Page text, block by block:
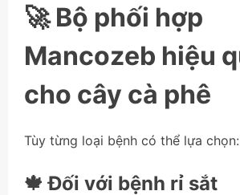
🚀 Bộ phối hợp
Mancozeb hiệu
cho cây cà phê
Tùy từng loại bệnh có thể lựa chọn:
🍁 Đối với bệnh rỉ sắt